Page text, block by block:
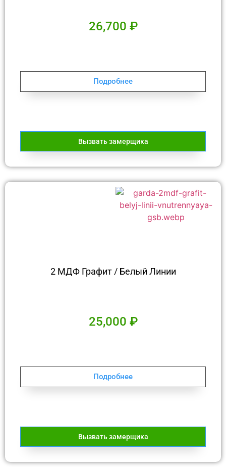
26,700 ₽
Подробнее
Вызвать замерщика
2 МДФ Графит / Белый Линии
25,000 ₽
Подробнее
Вызвать замерщика